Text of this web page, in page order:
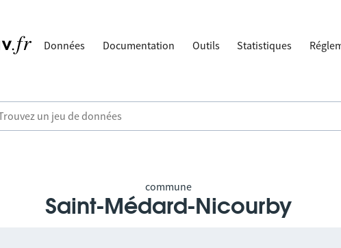
Données Documentation Outils Statistiques
commune
Saint-Médard-Nicourby